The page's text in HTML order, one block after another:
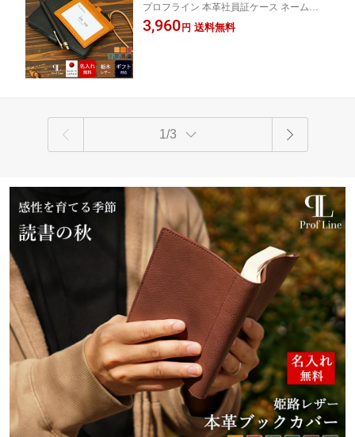
カードホルダー ブランド おしゃれ 横型
メンズ 革 本革 レディース 牛革 日本製
プロフライン 本革社員証ケース ネームホル
ダー IDケース IDホルダー 社員証ホルダー
ギフト 贈り物 カード入れ ICカード 名入れ
3,960 円 送料無料
1/3